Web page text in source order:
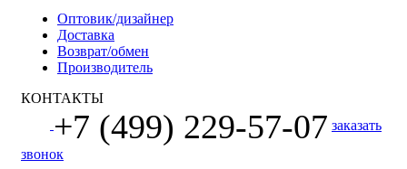
Оптовик/дизайнер
Доставка
Возврат/обмен
Производитель
КОНТАКТЫ
+7 (499) 229-57-07 заказать
звонок